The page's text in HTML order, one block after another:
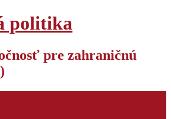
politika
pre zahraničnú